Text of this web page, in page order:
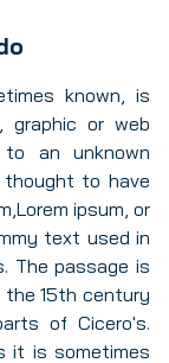
known, is
or web
an unknown
to have
ipsum, or
text used in
The passage is
15th century
of Cicero's.
it is sometimes